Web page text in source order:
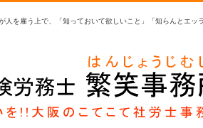
人を雇う上で、「知っておいて欲しいこと」「知らんとエ